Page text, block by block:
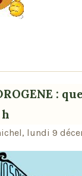
:
lundi 9